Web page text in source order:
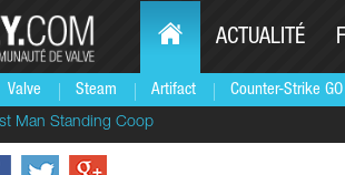
Valve Steam Artifact Counter-Strike GO
ACTUALITÉ
Man Standing Coop